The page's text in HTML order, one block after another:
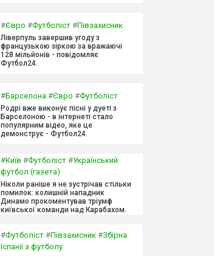
#Євро #Футболіст #Півзахисник
Ліверпуль завершив угоду з
французькою зіркою за вражаючі
128 мільйонів - повідомляє
Футбол24.
#Барселона #Євро #Футболіст
Родрі вже виконує пісні у дуеті з
Барселоною - в інтернеті стало
популярним відео, яке це
демонструє - Футбол24.
#Київ #Футболіст #Український
футбол (газета)
Ніколи раніше я не зустрічав стільки
помилок: колишній нападник
Динамо прокоментував тріумф
київської команди над Карабахом.
#Футболіст #Півзахисник #Збірна
Іспанії з футболу